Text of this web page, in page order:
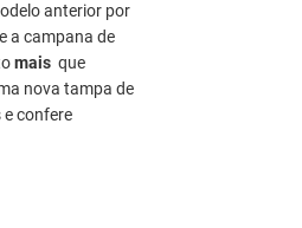
anterior por
a campana de
mais que
nova tampa de
confere